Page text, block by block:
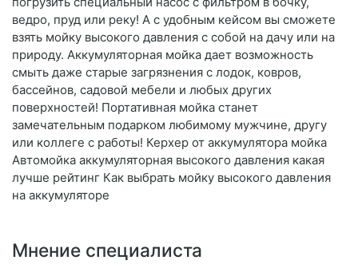
ведро, пруд или реку! А с удобным кейсом вы сможете
взять мойку высокого давления с собой на дачу или на
природу. Аккумуляторная мойка дает возможность
смыть даже старые загрязнения с лодок, ковров,
бассейнов, садовой мебели и любых других
поверхностей! Портативная мойка станет
замечательным подарком любимому мужчине, другу
или коллеге с работы! Керхер от аккумулятора мойка
Автомойка аккумуляторная высокого давления какая
лучше рейтинг Как выбрать мойку высокого давления
на аккумуляторе
Мнение специалиста